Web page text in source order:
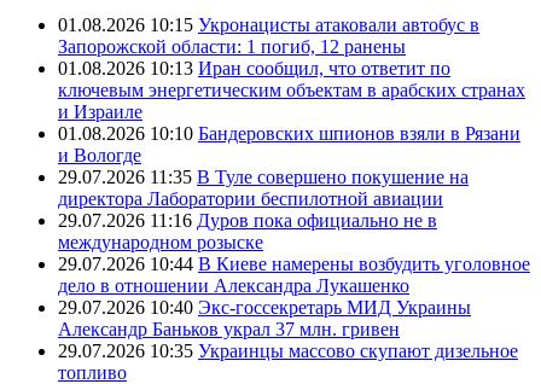
01.08.2026 10:15 Укронацисты атаковали автобус в
Запорожской области: 1 погиб, 12 ранены
01.08.2026 10:13 Иран сообщил, что ответит по
ключевым энергетическим объектам в арабских странах
и Израиле
01.08.2026 10:10 Бандеровских шпионов взяли в Рязани
и Вологде
29.07.2026 11:35 В Туле совершено покушение на
директора Лаборатории беспилотной авиации
29.07.2026 11:16 Дуров пока официально не в
международном розыске
29.07.2026 10:44 В Киеве намерены возбудить уголовное
дело в отношении Александра Лукашенко
29.07.2026 10:40 Экс-госсекретарь МИД Украины
Александр Баньков украл 37 млн. гривен
29.07.2026 10:35 Украинцы массово скупают дизельное
топливо